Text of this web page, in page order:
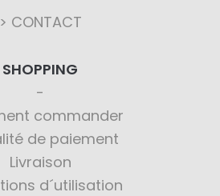
> CONTACT
SHOPPING
commander
de paiement
Livraison
d´utilisation